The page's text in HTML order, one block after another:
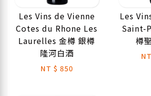
Les Vins de Vienne
Cotes du Rhone Les
Laurelles 金樽 銀樽
隆河白酒
NT $ 850
Les
Saint-
樽
NT